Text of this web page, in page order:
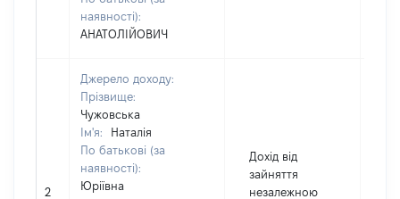
наявності):
АНАТОЛІЙОВИЧ
2
Джерело доходу:
Прізвище:
Чужовська
Ім'я:
Наталія
По батькові (за
наявності):
Юріївна
Дохід від
зайняття
незалежною